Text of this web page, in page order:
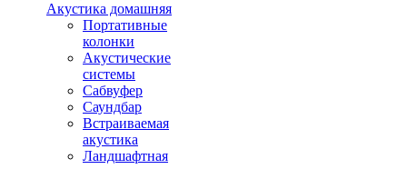
Акустика домашняя
Портативные
колонки
Акустические
системы
Сабвуфер
Саундбар
Встраиваемая
акустика
Ландшафтная